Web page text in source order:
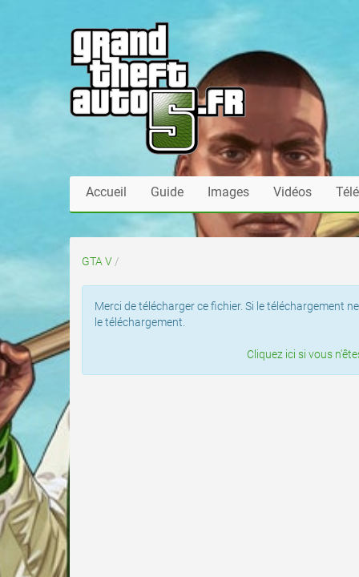
Accueil Guide Images Vidéos
GTA V /
Merci de télécharger ce fichier. Si le téléchargement
le téléchargement.
Cliquez ici si vous